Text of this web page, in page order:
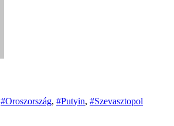
#Oroszország, #Putyin, #Szevasztopol